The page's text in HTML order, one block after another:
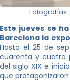
Fotografías:
Este jueves se
Barcelona la
Hasta el 25 de
cuarenta y cuatro
del siglo XIX e
que